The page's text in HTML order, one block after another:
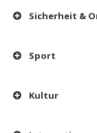
Sicherheit &
Sport
Kultur